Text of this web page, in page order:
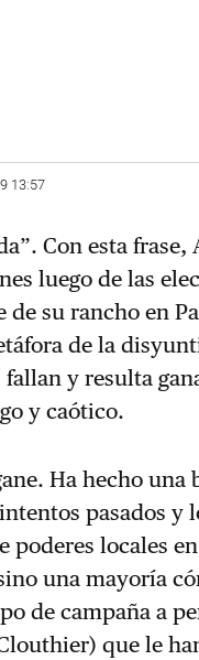
13:57
Con esta
luego de las
de su rancho en
de la
fallan y resulta
y caótico.
Ha hecho
pasados
poderes locales
una mayoría
de campaña a
que le